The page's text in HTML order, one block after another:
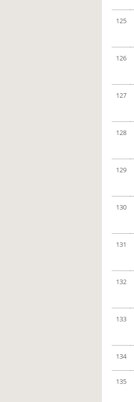
125
126
127
128
129
130
131
132
133
134
135